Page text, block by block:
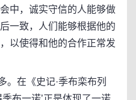
中，诚实守信的人能够做
一致，人们能够根据他的
以使得和他的合作正常发
在《史记·季布栾布列